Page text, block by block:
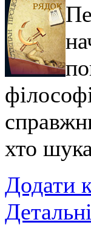
хто
Додати